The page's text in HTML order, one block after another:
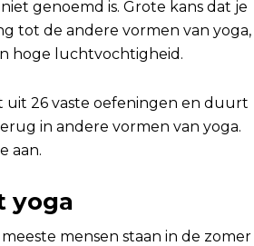
genoemd is. Grote kans dat je
tot de andere vormen van yoga,
hoge luchtvochtigheid.
uit 26 vaste oefeningen en duurt
in andere vormen van yoga.
aan.
yoga
mensen staan in de zomer